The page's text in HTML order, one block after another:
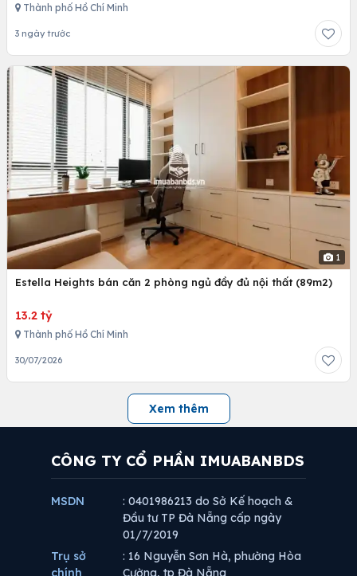
Thành phố Hồ Chí Minh
3 ngày trước
1
Estella Heights bán căn 2 phòng ngủ đầy đủ nội thất (89m2)
13.2 tỷ
Thành phố Hồ Chí Minh
30/07/2026
Xem thêm
CÔNG TY CỔ PHẦN IMUABANBDS
MSDN
: 0401986213 do Sở Kế hoạch &
Đầu tư TP Đà Nẵng cấp ngày
01/7/2019
Trụ sở
chính
: 16 Nguyễn Sơn Hà, phường Hòa
Cường, tp Đà Nẵng